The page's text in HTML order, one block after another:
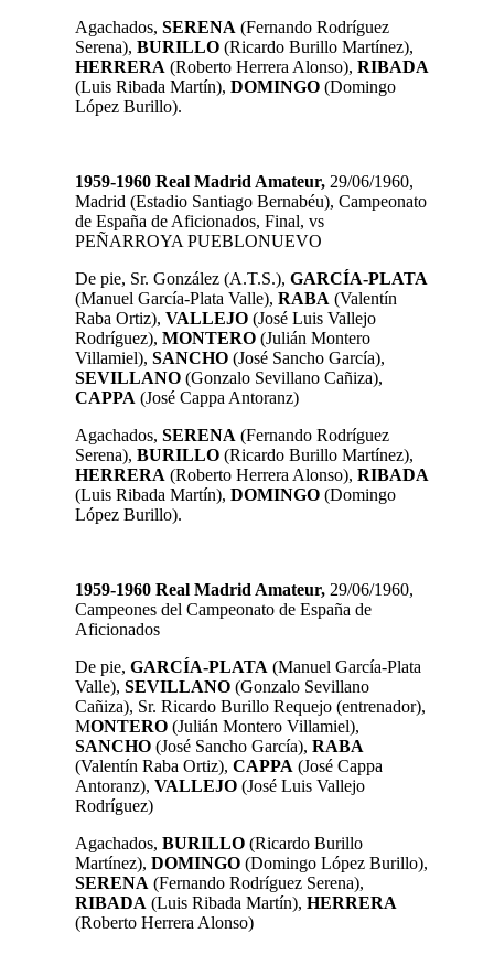
Agachados, SERENA (Fernando Rodríguez
Serena), BURILLO (Ricardo Burillo Martínez),
HERRERA (Roberto Herrera Alonso), RIBADA
(Luis Ribada Martín), DOMINGO (Domingo
López Burillo).
1959-1960 Real Madrid Amateur, 29/06/1960,
Madrid (Estadio Santiago Bernabéu), Campeonato
de España de Aficionados, Final, vs
PEÑARROYA PUEBLONUEVO
De pie, Sr. González (A.T.S.), GARCÍA-PLATA
(Manuel García-Plata Valle), RABA (Valentín
Raba Ortiz), VALLEJO (José Luis Vallejo
Rodríguez), MONTERO (Julián Montero
Villamiel), SANCHO (José Sancho García),
SEVILLANO (Gonzalo Sevillano Cañiza),
CAPPA (José Cappa Antoranz)
Agachados, SERENA (Fernando Rodríguez
Serena), BURILLO (Ricardo Burillo Martínez),
HERRERA (Roberto Herrera Alonso), RIBADA
(Luis Ribada Martín), DOMINGO (Domingo
López Burillo).
1959-1960 Real Madrid Amateur, 29/06/1960,
Campeones del Campeonato de España de
Aficionados
De pie, GARCÍA-PLATA (Manuel García-Plata
Valle), SEVILLANO (Gonzalo Sevillano
Cañiza), Sr. Ricardo Burillo Requejo (entrenador),
MONTERO (Julián Montero Villamiel),
SANCHO (José Sancho García), RABA
(Valentín Raba Ortiz), CAPPA (José Cappa
Antoranz), VALLEJO (José Luis Vallejo
Rodríguez)
Agachados, BURILLO (Ricardo Burillo
Martínez), DOMINGO (Domingo López Burillo),
SERENA (Fernando Rodríguez Serena),
RIBADA (Luis Ribada Martín), HERRERA
(Roberto Herrera Alonso)